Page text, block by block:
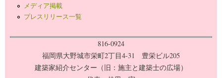
メディア掲載
プレスリリース一覧
816-0924
福岡県大野城市栄町2丁目4-31 豊栄ビル205
建築家紹介センター（旧：施主と建築士の広場）